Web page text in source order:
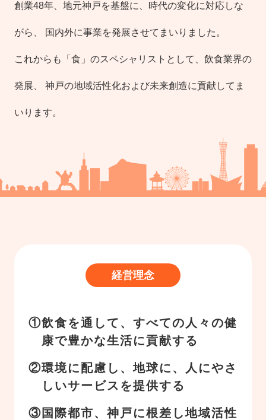
創業48年、地元神戸を基盤に、時代の変化に対応しな
がら、 国内外に事業を発展させてまいりました。
これからも「食」のスペシャリストとして、飲食業界の
発展、 神戸の地域活性化および未来創造に貢献してま
いります。
経営理念
飲食を通して、すべての人々の健
康で豊かな生活に貢献する
環境に配慮し、地球に、人にやさ
しいサービスを提供する
国際都市、神戸に根差し地域活性